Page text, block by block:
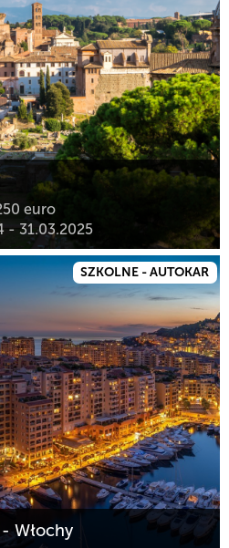
euro
- 31.03.2025
SZKOLNE - AUTOKAR
Włochy